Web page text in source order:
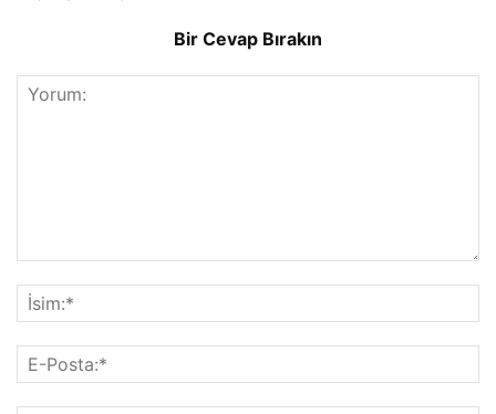
Bir Cevap Bırakın